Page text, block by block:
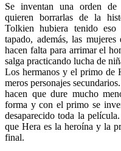
Se inventan una orden de
quieren borrarlas de la
Tolkien hubiera tenido
tapado, además, las
hacen falta para arrimar el
salga practicando lucha de
Los hermanos y el primo de
meros personajes
hacen que dure mucho
forma y con el primo se
desaparecido toda la
que Hera es la heroína y la
final.